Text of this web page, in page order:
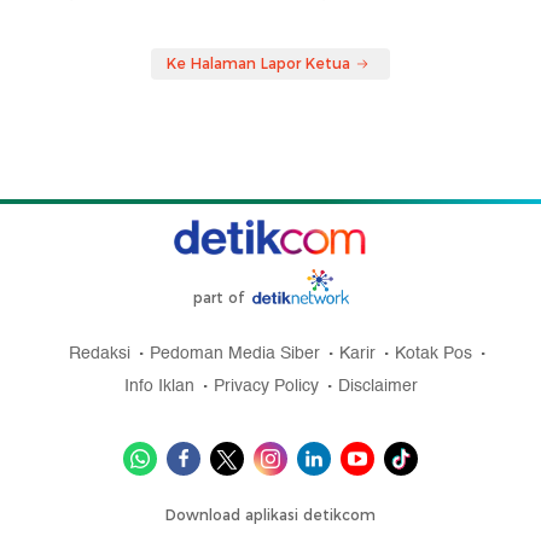
Ke Halaman Lapor Ketua
part of
Redaksi Pedoman Media Siber Karir
Kotak Pos
Info Iklan
Privacy Policy Disclaimer
Download aplikasi detikcom